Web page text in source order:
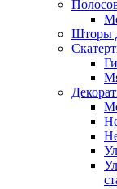
Шторы